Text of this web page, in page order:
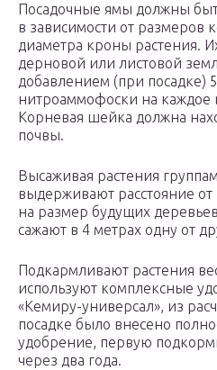
Посадочные ямы должны
в зависимости от размеров
диаметра кроны растения.
дерновой или листовой
добавлением (при посадке)
нитроаммофоски на каждое
Корневая шейка должна
почвы.
Высаживая растения
выдерживают расстояние
на размер будущих
сажают в 4 метрах одну от
Подкармливают растения
используют комплексные
«Кемиру-универсал», из
посадке было внесено
удобрение, первую
через два года.